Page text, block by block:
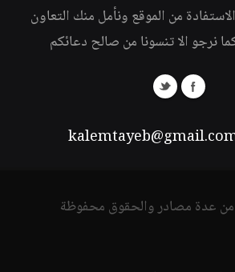
من الموقع ونأمل منك التعاون
نرجو الا تنسونا من صالح دعائكم
عدة مصادر والحقوق محفوظة